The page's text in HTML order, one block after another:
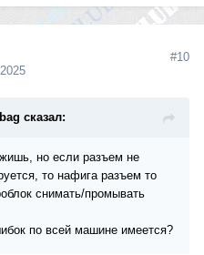
эти только случаются
этом случае удары разовые
ощутимый удар, снизу.
же поездки не повторяется.
время имеет место быть,
месяцы...
что меня смущает в коробке.
#10
сказал:
но если разъем не
то нафига разъем то
снимать/промывать
по всей машине имеется?